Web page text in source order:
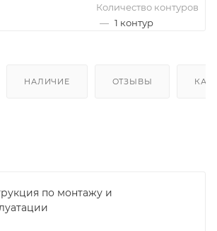
Количество контуров
— 1 контур
НАЛИЧИЕ ОТЗЫВЫ КАК
по монтажу и